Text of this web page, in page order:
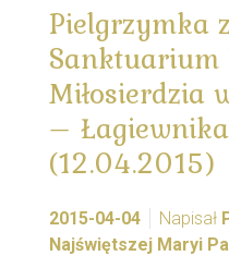
Pielgrzymka
Sanktuarium
Miłosierdzia
–
(12.04.2015)
2015-04-04 Napisał
Najświętszej Maryi